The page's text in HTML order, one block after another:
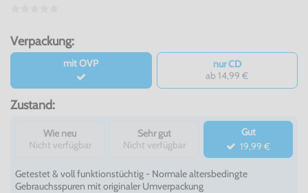
Verpackung:
mit OVP
nur CD
ab 14,99 €
Zustand:
Wie neu
Nicht verfügbar
Sehr gut
Nicht verfügbar
Gut
19,99 €
Getestet & voll funktionstüchtig - Normale altersbedingte
Gebrauchsspuren mit originaler Umverpackung